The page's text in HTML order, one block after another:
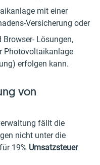
mit einer
Versicherung oder
Lösungen,
Photovoltaikanlage
erfolgen kann.
von
fällt die
nicht unter die
19% Umsatzsteuer